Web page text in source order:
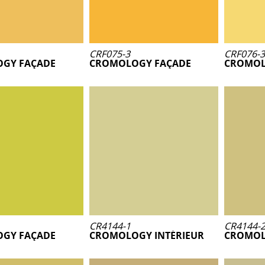
FAÇADE
CRF075-3
CROMOLOGY FAÇADE
CRF076-3
FAÇADE
CR4144-1
CROMOLOGY INTÉRIEUR
CR4144-2